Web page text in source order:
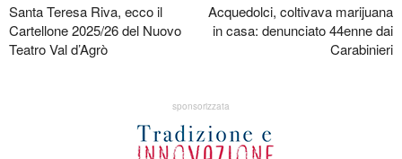
Santa Teresa Riva, ecco il
Cartellone 2025/26 del Nuovo
Teatro Val d’Agrò
Acquedolci, coltivava marijuana
in casa: denunciato 44enne dai
Carabinieri
sponsorizzata